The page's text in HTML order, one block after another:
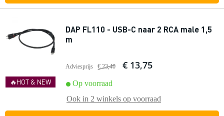
🔥HOT & NEW
DAP FL110 - USB-C naar 2 RCA male 1,5
m
Adviesprijs € 23,40 € 13,75
Op voorraad
Ook in 2 winkels op voorraad